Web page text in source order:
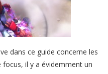
dans ce guide concerne les
il y a évidemment un